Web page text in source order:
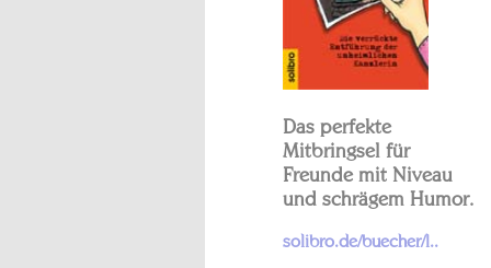
Das perfekte
Mitbringsel für
Freunde mit Niveau
und schrägem Humor.
solibro.de/buecher/l..